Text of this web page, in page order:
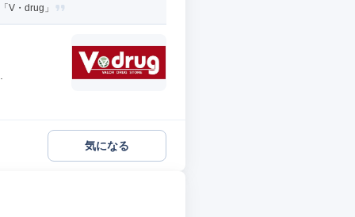
V・drug」
気になる